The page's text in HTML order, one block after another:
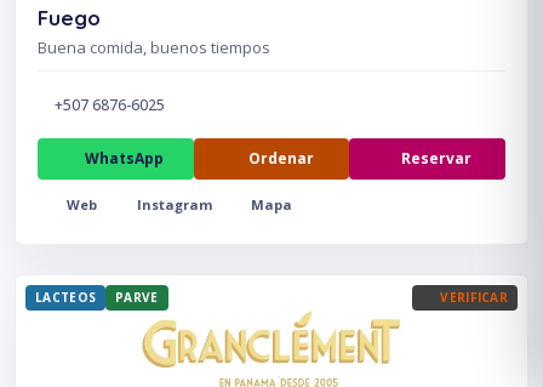
Fuego
Buena comida, buenos tiempos
+507 6876-6025
WhatsApp Ordenar Reservar
Web Instagram Mapa
LACTEOS PARVE VERIFICAR